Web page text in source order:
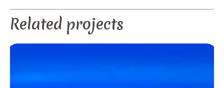
Related projects